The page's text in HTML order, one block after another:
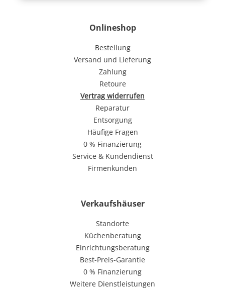
Onlineshop
Bestellung
Versand und Lieferung
Zahlung
Retoure
Vertrag widerrufen
Reparatur
Entsorgung
Häufige Fragen
0 % Finanzierung
Service & Kundendienst
Firmenkunden
Verkaufshäuser
Standorte
Küchenberatung
Einrichtungsberatung
Best-Preis-Garantie
0 % Finanzierung
Weitere Dienstleistungen